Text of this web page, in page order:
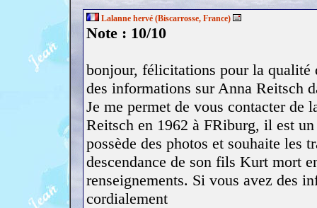
Lalanne hervé (Biscarrosse, France)
Note : 10/10
bonjour, félicitations pour la qualité
des informations sur Anna Reitsch
Je me permet de vous contacter de
Reitsch en 1962 à FRiburg, il est
possède des photos et souhaite les
descendance de son fils Kurt mort
renseignements. Si vous avez des
cordialement